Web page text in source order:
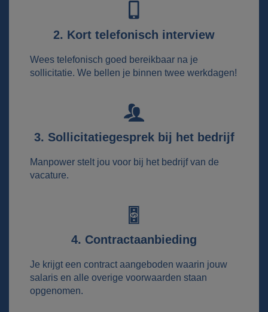
2. Kort telefonisch interview
Wees telefonisch goed bereikbaar na je
sollicitatie. We bellen je binnen twee werkdagen!
3. Sollicitatiegesprek bij het bedrijf
Manpower stelt jou voor bij het bedrijf van de
vacature.
4. Contractaanbieding
Je krijgt een contract aangeboden waarin jouw
salaris en alle overige voorwaarden staan
opgenomen.